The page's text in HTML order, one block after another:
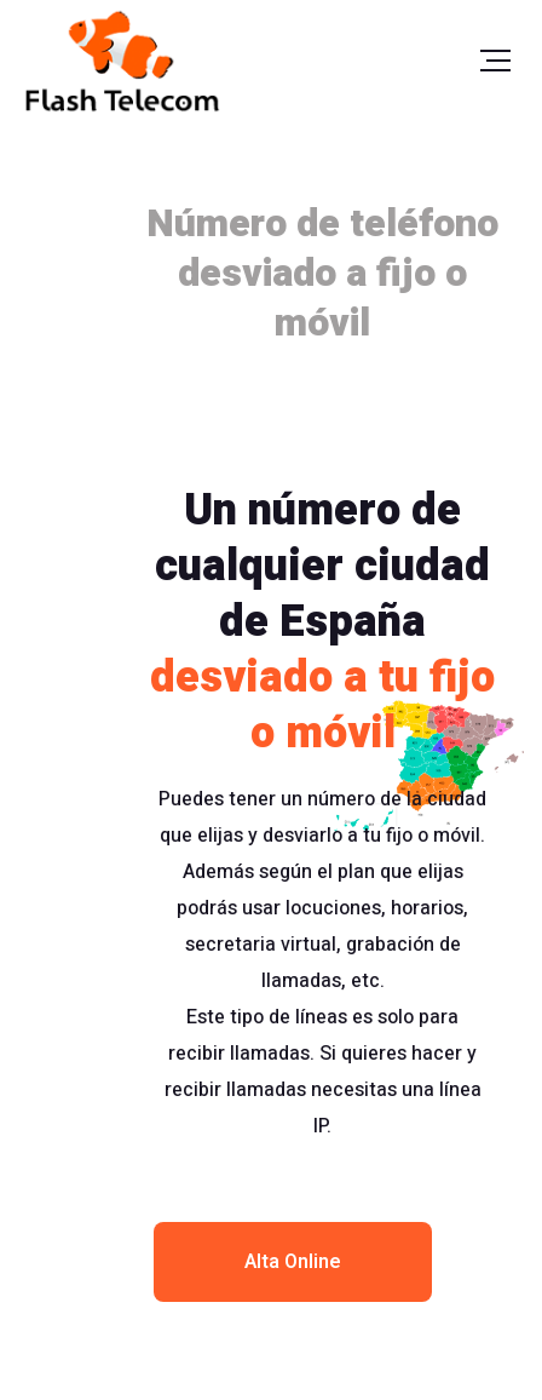
Número de teléfono
desviado a fijo o
móvil
Un número de
cualquier ciudad
de España
desviado a tu fijo
o móvil
Puedes tener un número de la ciudad
que elijas y desviarlo a tu fijo o móvil.
Además según el plan que elijas
podrás usar locuciones, horarios,
secretaria virtual, grabación de
llamadas, etc.
Este tipo de líneas es solo para
recibir llamadas. Si quieres hacer y
recibir llamadas necesitas una línea
IP.
Alta Online